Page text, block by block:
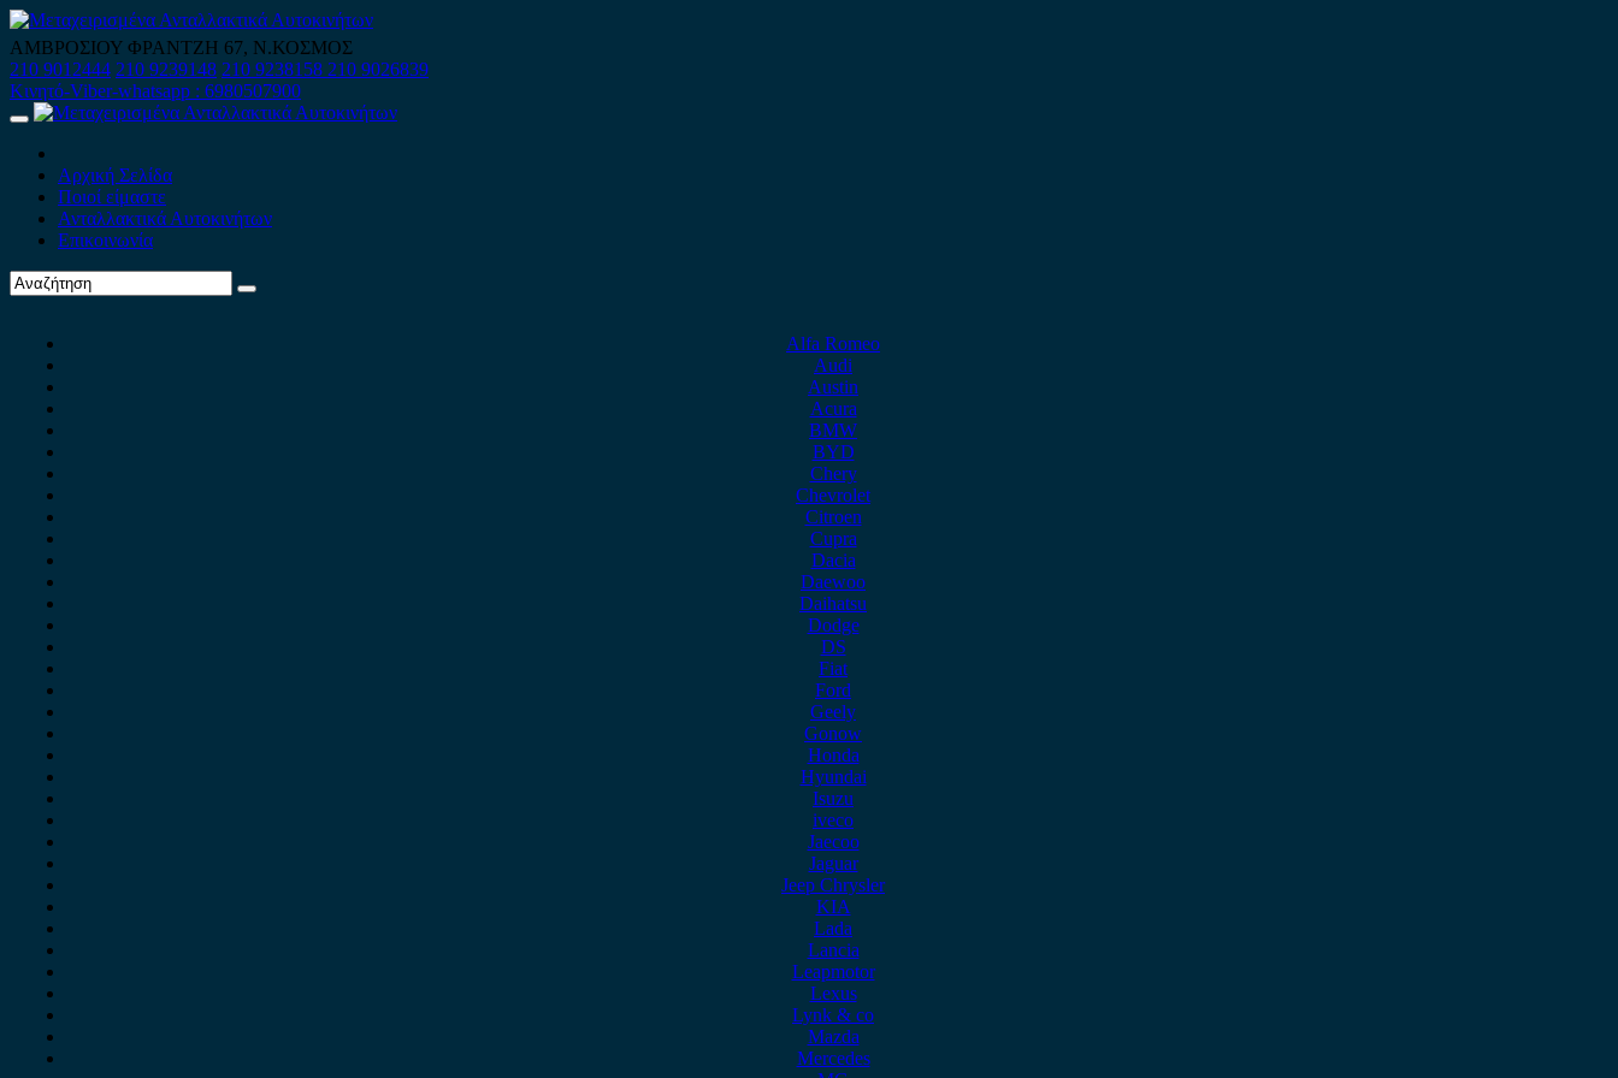
Skip
to
content
ΑΜΒΡΟΣΙΟΥ ΦΡΑΝΤΖΗ 67, Ν.ΚΟΣΜΟΣ
210 9012444 210 9239148 210 9238158 210 9026839
Κινητό-Viber-whatsapp : 6980507900
Primary
Αρχική Σελίδα
Ποιοί είμαστε
Ανταλλακτικά Αυτοκινήτων
Επικοινωνία
Alfa Romeo
Audi
Austin
Acura
BMW
BYD
Chery
Chevrolet
Citroen
Cupra
Dacia
Daewoo
Daihatsu
Dodge
DS
Fiat
Ford
Geely
Gonow
Honda
Hyundai
Isuzu
iveco
Jaecoo
Jaguar
Jeep Chrysler
KIA
Lada
Lancia
Leapmotor
Lexus
Lynk & co
Mazda
Mercedes